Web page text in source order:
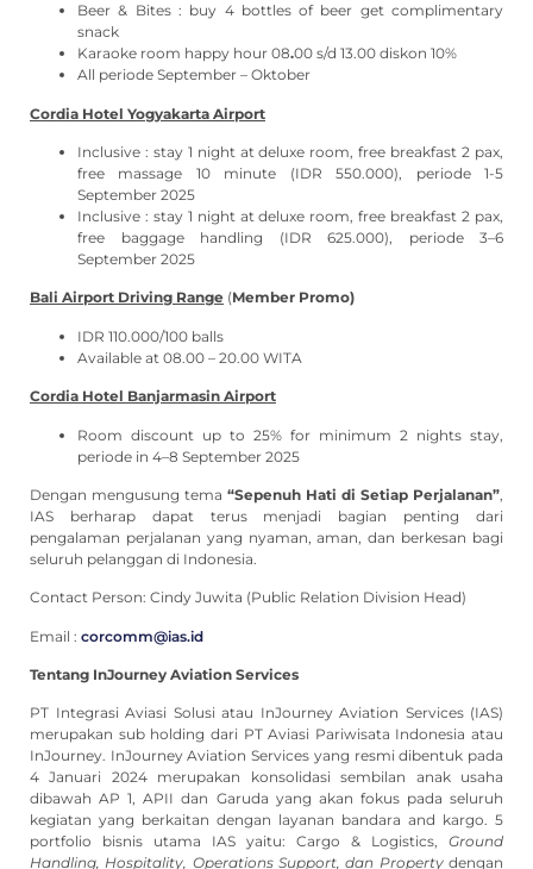
Beer & Bites : buy 4 bottles of beer get complimentary
snack
Karaoke room happy hour 08.00 s/d 13.00 diskon 10%
All periode September – Oktober
Cordia Hotel Yogyakarta Airport
Inclusive : stay 1 night at deluxe room, free breakfast 2 pax,
free massage 10 minute (IDR 550.000), periode 1-5
September 2025
Inclusive : stay 1 night at deluxe room, free breakfast 2 pax,
free baggage handling (IDR 625.000), periode 3–6
September 2025
Bali Airport Driving Range (Member Promo)
IDR 110.000/100 balls
Available at 08.00 – 20.00 WITA
Cordia Hotel Banjarmasin Airport
Room discount up to 25% for minimum 2 nights stay,
periode in 4–8 September 2025
Dengan mengusung tema “Sepenuh Hati di Setiap Perjalanan”
IAS berharap dapat terus menjadi bagian penting dari
pengalaman perjalanan yang nyaman, aman, dan berkesan bagi
seluruh pelanggan di Indonesia.
Contact Person: Cindy Juwita (Public Relation Division Head)
Email : corcomm@ias.id
Tentang InJourney Aviation Services
PT Integrasi Aviasi Solusi atau InJourney Aviation Services (IAS)
merupakan sub holding dari PT Aviasi Pariwisata Indonesia atau
InJourney. InJourney Aviation Services yang resmi dibentuk pada
4 Januari 2024 merupakan konsolidasi sembilan anak usaha
dibawah AP 1, APII dan Garuda yang akan fokus pada seluruh
kegiatan yang berkaitan dengan layanan bandara and kargo. 5
portfolio bisnis utama IAS yaitu: Cargo & Logistics, Ground
Handling, Hospitality, Operations Support, dan Propertydengan